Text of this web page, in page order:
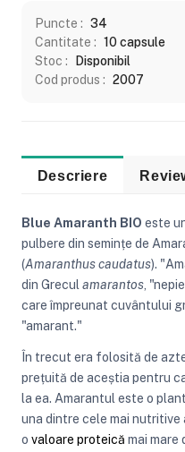
Puncte : 34
Cantitate : 10 capsule
Stoc :
Disponibil
Cod produs : 2007
Descriere
Blue Amaranth BIO este
pulbere din semințe de
(Amaranthus caudatus).
din Grecul amarantos,
care împreunat cuvântului
"amarant."
În trecut era folosită de
prețuită de aceștia pentru
la ea. Amarantul este o
una dintre cele mai nutritive
o valoare proteică mai mare